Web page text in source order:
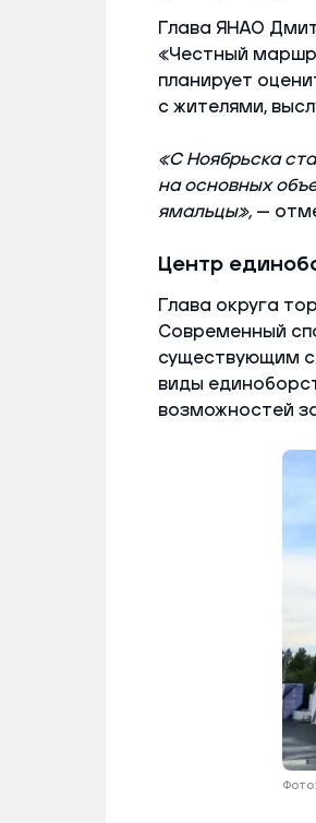
Глава ЯНАО
«Честный
планирует
с жителями,
«С Ноябрьска
на основных
ямальцы»,—
Центр
Глава округа
Современный
существующим
виды
возможностей